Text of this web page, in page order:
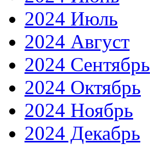
2024 Июль
2024 Август
2024 Сентябрь
2024 Октябрь
2024 Ноябрь
2024 Декабрь